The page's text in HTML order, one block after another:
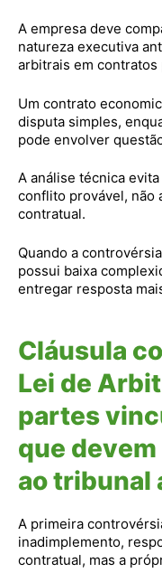
A empresa deve
natureza executiva
arbitrais em contratos
Um contrato
disputa simples,
pode envolver
A análise técnica
conflito provável, não
contratual.
Quando a
possui baixa
entregar resposta
Cláusula
Lei de
partes
que
ao tribunal
A primeira
inadimplemento,
contratual, mas a